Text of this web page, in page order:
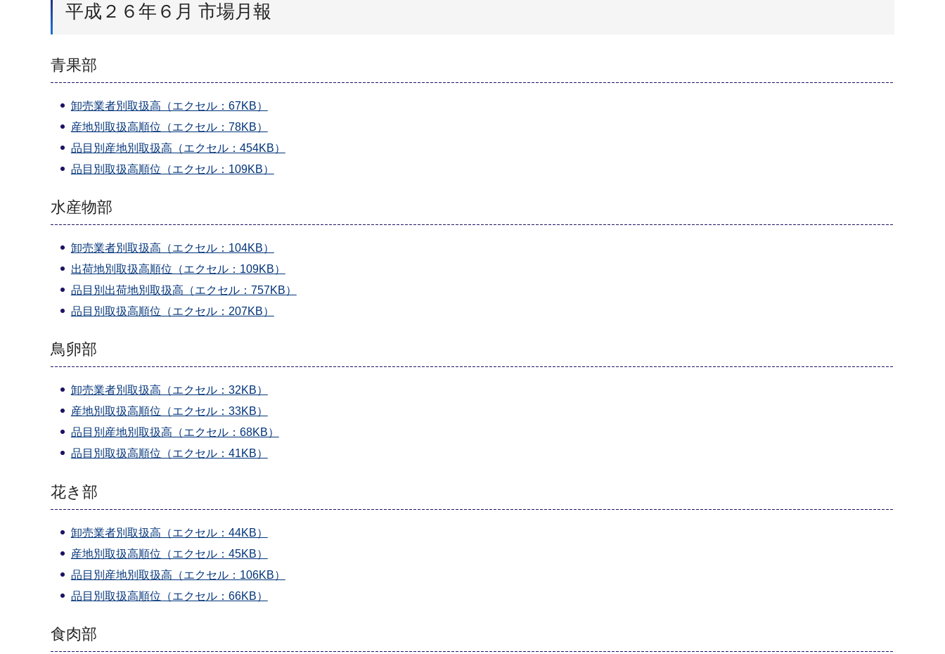
平成２６年６月 市場月報
青果部
卸売業者別取扱高（エクセル：67KB）
産地別取扱高順位（エクセル：78KB）
品目別産地別取扱高（エクセル：454KB）
品目別取扱高順位（エクセル：109KB）
水産物部
卸売業者別取扱高（エクセル：104KB）
出荷地別取扱高順位（エクセル：109KB）
品目別出荷地別取扱高（エクセル：757KB）
品目別取扱高順位（エクセル：207KB）
鳥卵部
卸売業者別取扱高（エクセル：32KB）
産地別取扱高順位（エクセル：33KB）
品目別産地別取扱高（エクセル：68KB）
品目別取扱高順位（エクセル：41KB）
花き部
卸売業者別取扱高（エクセル：44KB）
産地別取扱高順位（エクセル：45KB）
品目別産地別取扱高（エクセル：106KB）
品目別取扱高順位（エクセル：66KB）
食肉部